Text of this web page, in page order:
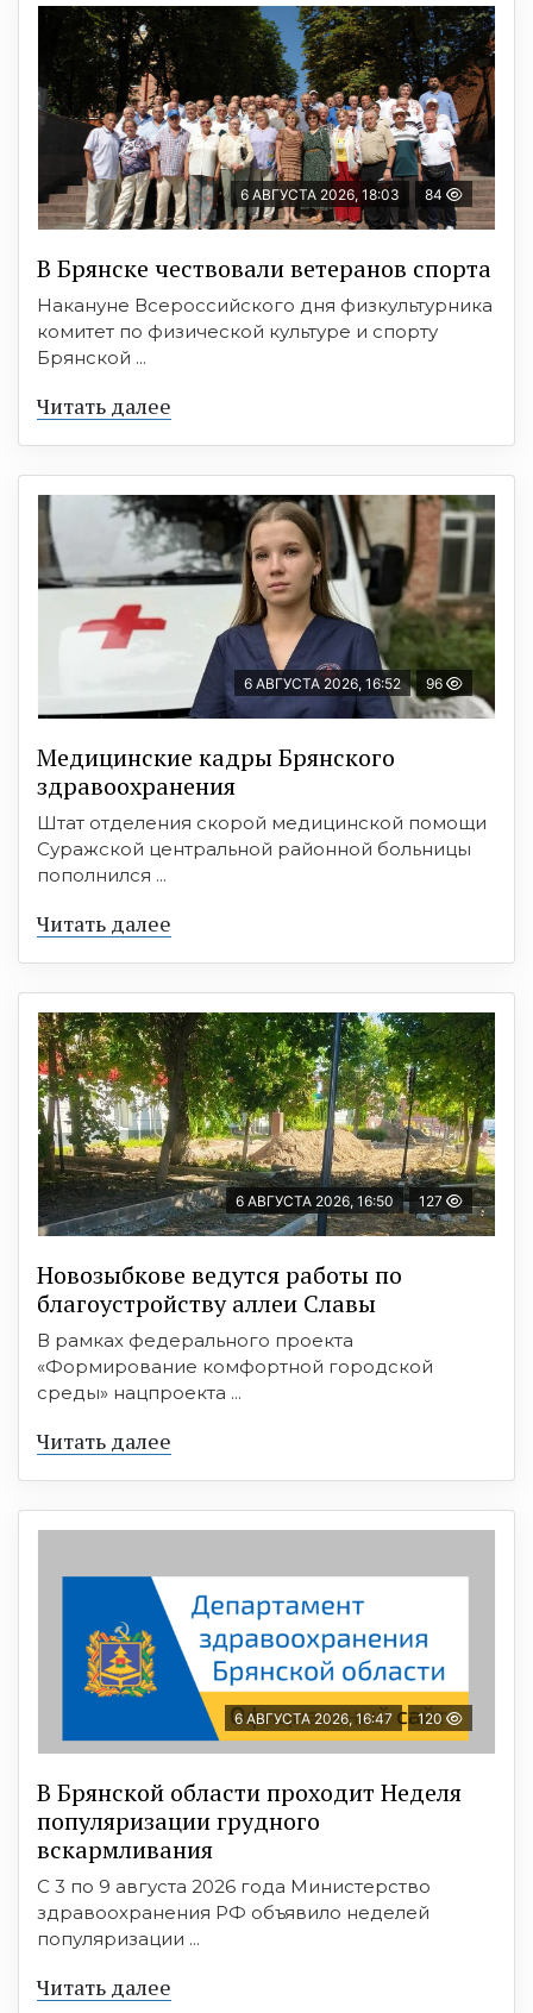
6 АВГУСТА 2026, 18:03 84
В Брянске чествовали ветеранов спорта
Накануне Всероссийского дня физкультурника
комитет по физической культуре и спорту
Брянской ...
Читать далее
6 АВГУСТА 2026, 16:52 96
Медицинские кадры Брянского
здравоохранения
Штат отделения скорой медицинской помощи
Суражской центральной районной больницы
пополнился ...
Читать далее
6 АВГУСТА 2026, 16:50 127
Новозыбкове ведутся работы по
благоустройству аллеи Славы
В рамках федерального проекта
«Формирование комфортной городской
среды» нацпроекта ...
Читать далее
6 АВГУСТА 2026, 16:47 120
В Брянской области проходит Неделя
популяризации грудного
вскармливания
С 3 по 9 августа 2026 года Министерство
здравоохранения РФ объявило неделей
популяризации ...
Читать далее